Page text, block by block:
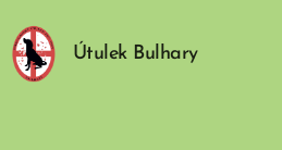
Útulek Bulhary